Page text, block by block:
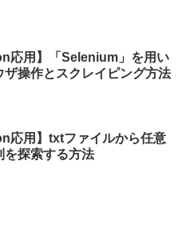
応用】「Selenium」を用い
ザ操作とスクレイピング方法
応用】txtファイルから任意
を探索する方法